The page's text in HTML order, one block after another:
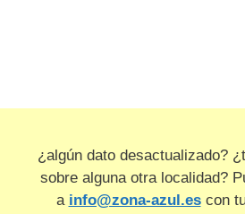
¿algún dato desactualizado?
sobre alguna otra localidad?
a info@zona-azul.escon